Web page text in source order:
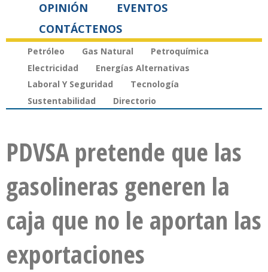
OPINIÓN
EVENTOS
CONTÁCTENOS
Petróleo Gas Natural
Petroquímica
Electricidad
Energías Alternativas
Laboral Y Seguridad
Tecnología
Sustentabilidad
Directorio
PDVSA pretende que las
gasolineras generen la
caja que no le aportan las
exportaciones